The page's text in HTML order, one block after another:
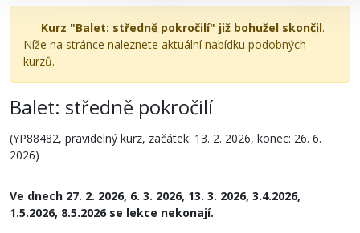
Kurz "Balet: středně pokročilí" již bohužel skončil.
Níže na stránce naleznete aktuální nabídku podobných
kurzů.
Balet: středně pokročilí
(YP88482, pravidelný kurz, začátek: 13. 2. 2026, konec: 26. 6.
2026)
Ve dnech 27. 2. 2026, 6. 3. 2026, 13. 3. 2026, 3.4.2026,
1.5.2026, 8.5.2026 se lekce nekonají.